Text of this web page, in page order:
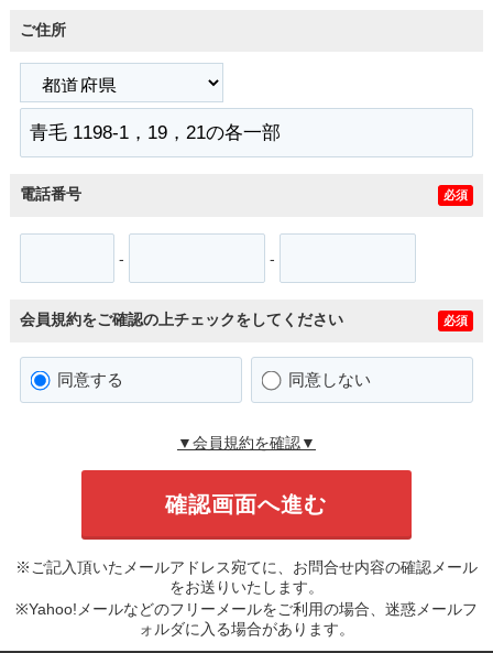
ご住所
電話番号 必須
- -
会員規約をご確認の上チェックをしてください 必須
同意する 同意しない
▼会員規約を確認▼
※ご記入頂いたメールアドレス宛てに、お問合せ内容の確認メール
をお送りいたします。
※Yahoo!メールなどのフリーメールをご利用の場合、迷惑メールフ
ォルダに入る場合があります。